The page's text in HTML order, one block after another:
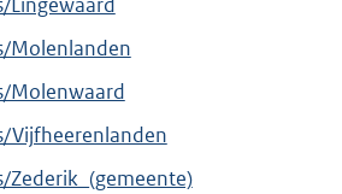
Molenlanden
Molenwaard
Vijfheerenlanden